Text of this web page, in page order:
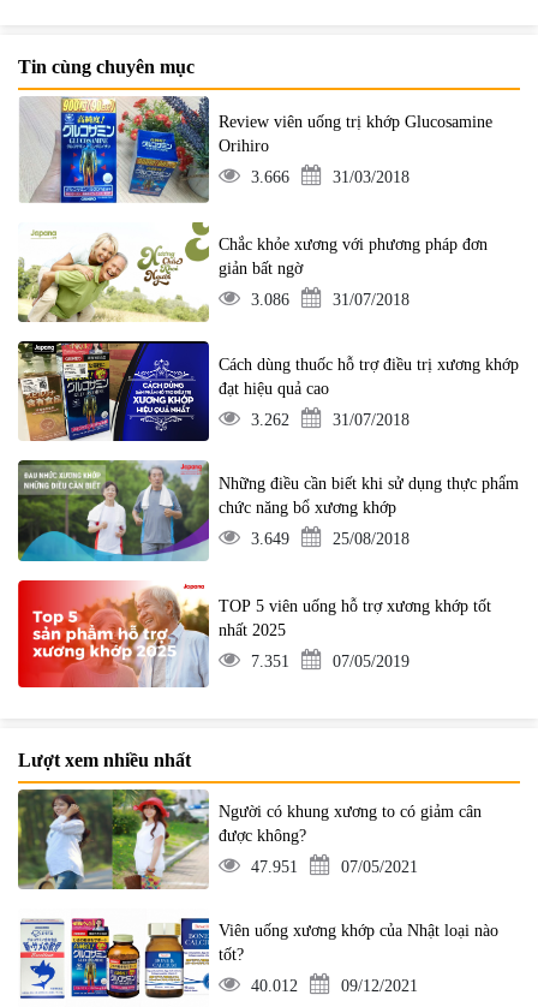
Tin cùng chuyên mục
Review viên uống trị khớp Glucosamine
Orihiro
3.666
31/03/2018
Chắc khỏe xương với phương pháp đơn
giản bất ngờ
3.086
31/07/2018
Cách dùng thuốc hỗ trợ điều trị xương khớp
đạt hiệu quả cao
3.262
31/07/2018
Những điều cần biết khi sử dụng thực phẩm
chức năng bổ xương khớp
3.649
25/08/2018
TOP 5 viên uống hỗ trợ xương khớp tốt
nhất 2025
7.351
07/05/2019
Lượt xem nhiều nhất
Người có khung xương to có giảm cân
được không?
47.951
07/05/2021
Viên uống xương khớp của Nhật loại nào
tốt?
40.012
09/12/2021